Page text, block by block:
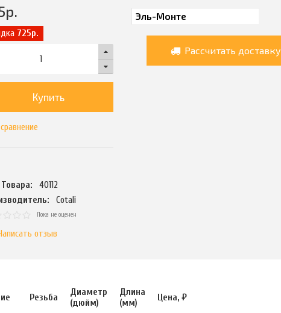
р.
725р.
Купить
40112
Cotali
Пока не оценен
отзыв
Рассчитать доставку
Резьба
Диаметр
(дюйм)
Длина
(мм)
Цена, ₽